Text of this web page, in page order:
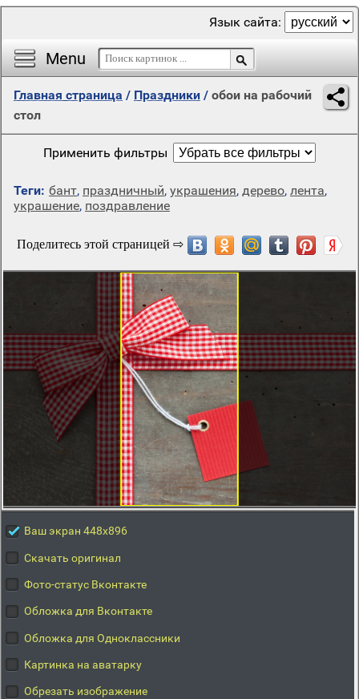
Menu
Язык сайта:
Главная страница / Праздники / обои на рабочий
стол
Применить фильтры
Теги: бант, праздничный, украшения, дерево, лента,
украшение, поздравление
Ваш экран 448x896
Скачать оригинал
Фото-статус Вконтакте
Обложка для Вконтакте
Обложка для Одноклассники
Картинка на аватарку
Обрезать изображение